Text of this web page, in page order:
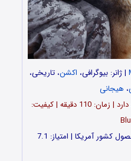
| ژانر: بیوگرافی، اکشن، تاریخی،
، هیجانی
زبان: انگلیسی | زیرنویس فارسی: دارد | زمان: 110 دقیقه | کیفیت:
کشور آمریکا | امتیاز: 7.1